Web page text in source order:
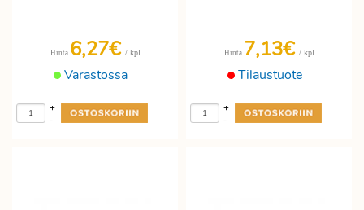
Varastossa
Hinta 6,27€ / kpl
-
+
Tilaustuote
Hinta 7,13€ / kpl
-
+